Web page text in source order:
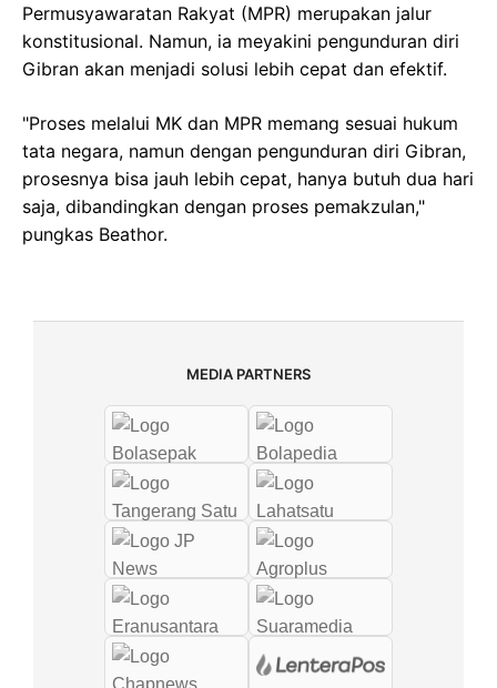
Permusyawaratan Rakyat (MPR) merupakan jalur
konstitusional. Namun, ia meyakini pengunduran diri
Gibran akan menjadi solusi lebih cepat dan efektif.
"Proses melalui MK dan MPR memang sesuai hukum
tata negara, namun dengan pengunduran diri Gibran,
prosesnya bisa jauh lebih cepat, hanya butuh dua hari
saja, dibandingkan dengan proses pemakzulan,"
pungkas Beathor.
MEDIA PARTNERS